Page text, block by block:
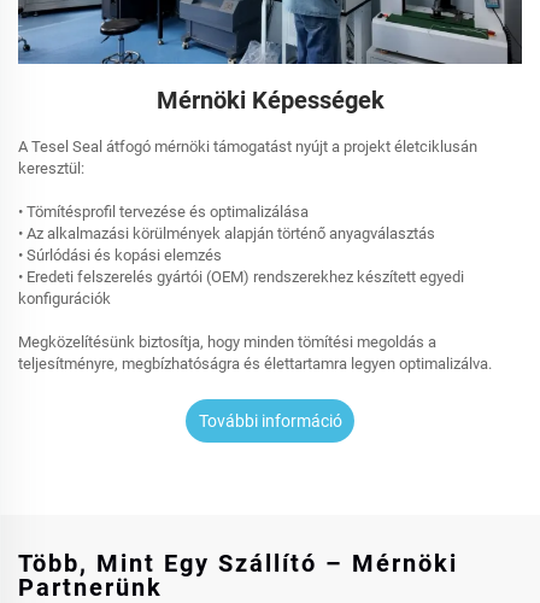
Mérnöki Képességek
A Tesel Seal átfogó mérnöki támogatást nyújt a projekt életciklusán
keresztül:
• Tömítésprofil tervezése és optimalizálása
• Az alkalmazási körülmények alapján történő anyagválasztás
• Súrlódási és kopási elemzés
• Eredeti felszerelés gyártói (OEM) rendszerekhez készített egyedi
konfigurációk
Megközelítésünk biztosítja, hogy minden tömítési megoldás a
teljesítményre, megbízhatóságra és élettartamra legyen optimalizálva.
További információ
Több, Mint Egy Szállító – Mérnöki
Partnerünk